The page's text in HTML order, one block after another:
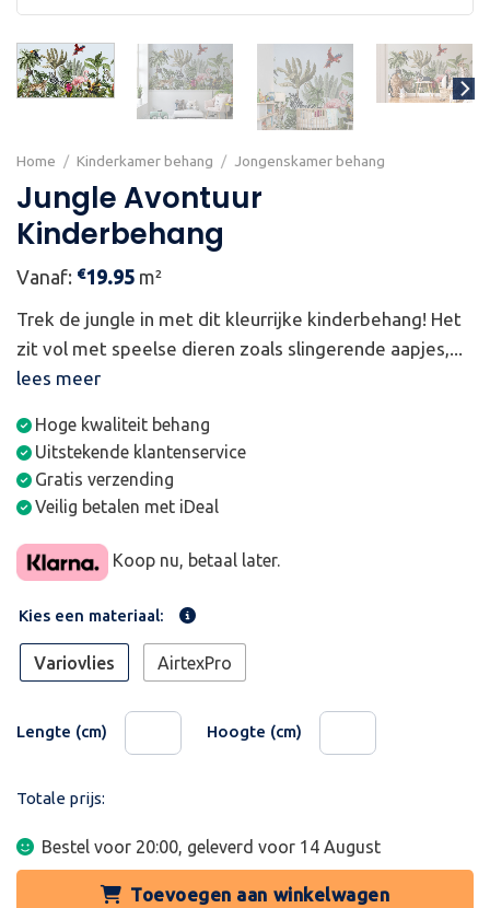
Home / Kinderkamer behang / Jongenskamer behang
Jungle Avontuur
Kinderbehang
Vanaf: €19.95 m²
Trek de jungle in met dit kleurrijke kinderbehang! Het
zit vol met speelse dieren zoals slingerende aapjes,...
lees meer
Hoge kwaliteit behang
Uitstekende klantenservice
Gratis verzending
Veilig betalen met iDeal
Koop nu, betaal later.
Kies een materiaal:
Variovlies AirtexPro
Lengte (cm) Hoogte (cm)
Totale prijs:
Bestel voor 20:00, geleverd voor 14 August
Toevoegen aan winkelwagen